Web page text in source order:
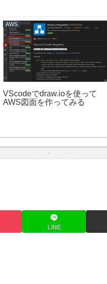
AWS
VScodeでdraw.ioを使って
AWS図面を作ってみる
LINE